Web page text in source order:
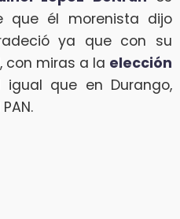
que él morenista dijo
ya que con su
con miras a la elección
que en Durango,